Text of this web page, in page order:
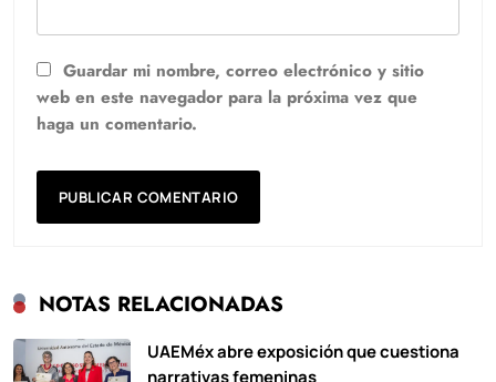
Guardar mi nombre, correo electrónico y sitio
web en este navegador para la próxima vez que
haga un comentario.
NOTAS RELACIONADAS
UAEMéx abre exposición que cuestiona
narrativas femeninas